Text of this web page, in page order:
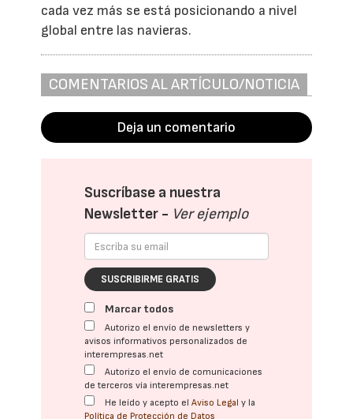
cada vez más se está posicionando a nivel
global entre las navieras.
COMENTARIOS AL ARTÍCULO/NOTICIA
Deja un comentario
Suscríbase a nuestra
Newsletter - Ver ejemplo
SUSCRIBIRME GRATIS
Marcar todos
Autorizo el envío de newsletters y
avisos informativos personalizados de
interempresas.net
Autorizo el envío de comunicaciones
de terceros vía interempresas.net
He leído y acepto elAviso Legal y la
Política de Protección de Datos